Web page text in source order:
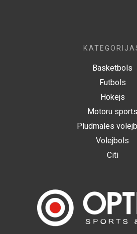
Basketbols
Futbols
Hokejs
Motoru sports
Pludmales
Volejbols
Citi